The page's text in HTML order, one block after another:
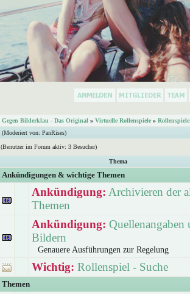
Gegen Bilderklau - Das Original » Virtuelle Rollenspiele » Rollenspiele
(Moderiert von: PanRises)
(Benutzer im Forum aktiv: 3 Besucher)
Thema
Ankündigungen & wichtige Themen
Ankündigung: Archivieren der
Themen
Ankündigung: Quellenangaben
Bildern
Genauere Ausführungen zur Regelung
Wichtig: Rollenspiel - Suche
Themen